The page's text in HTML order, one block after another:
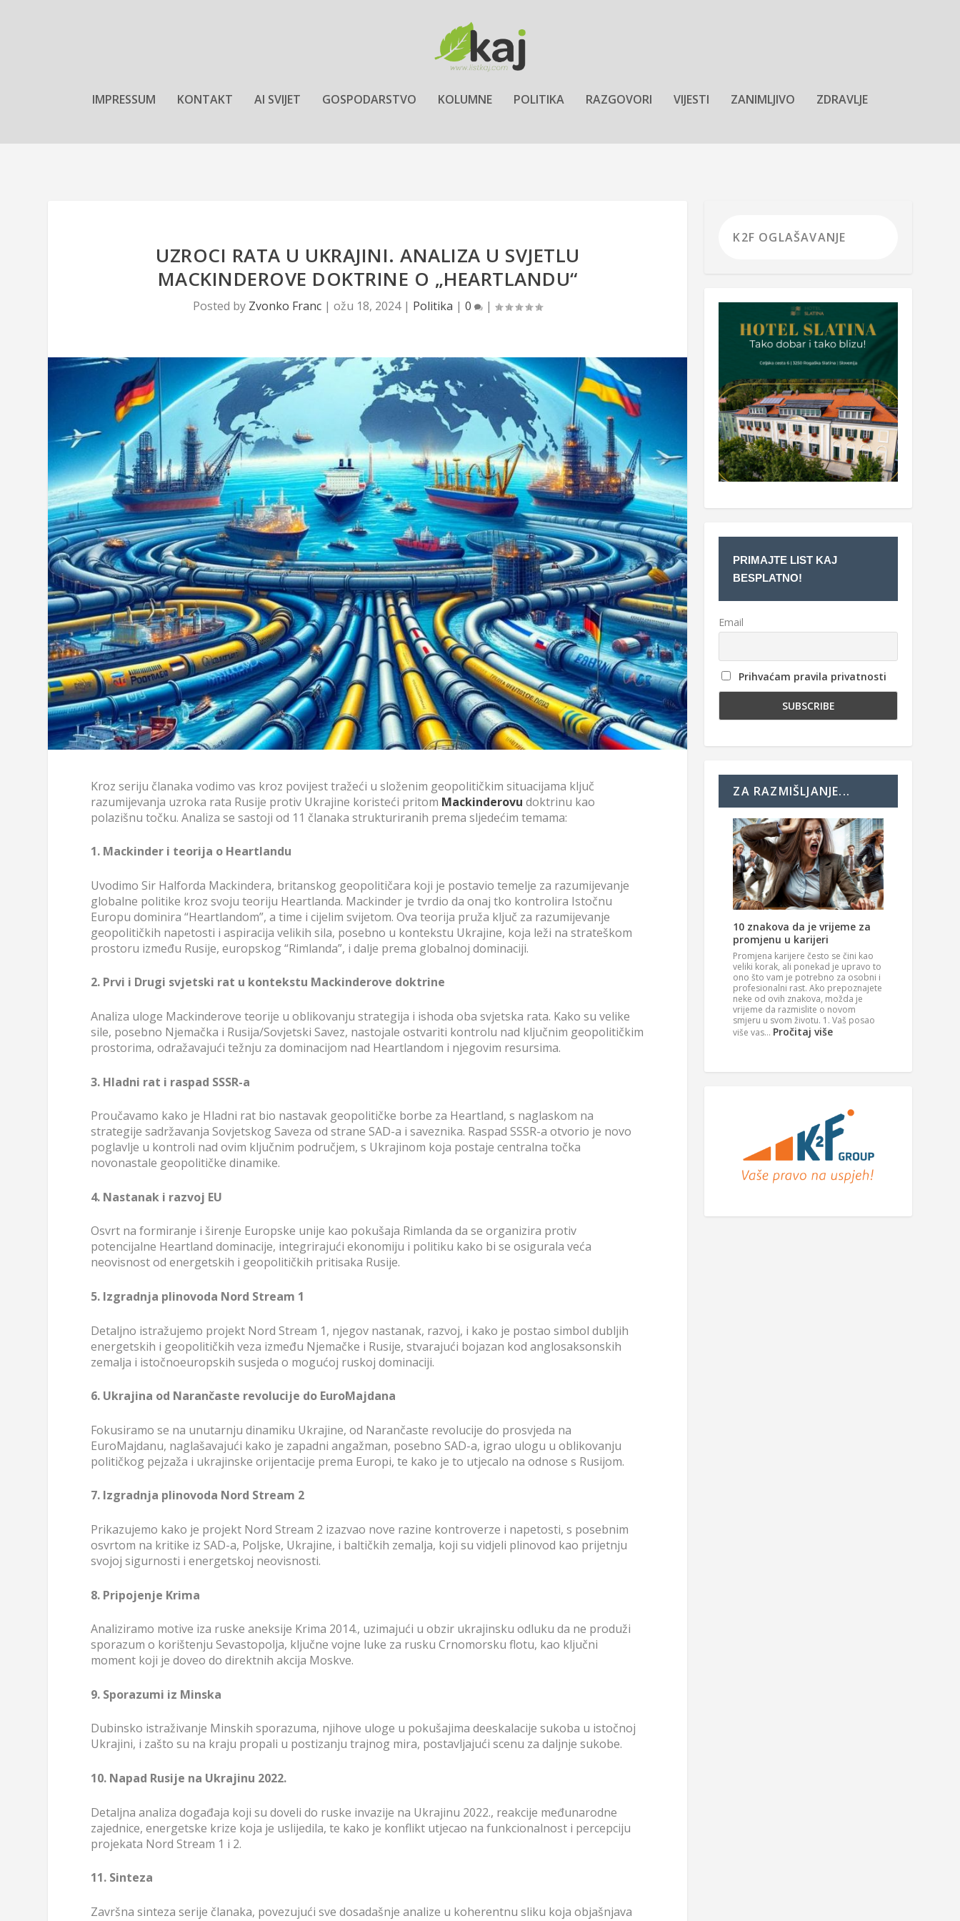
IMPRESSUM KONTAKT AI SVIJET GOSPODARSTVO KOLUMNE POLITIKA RAZGOVORI VIJESTI ZANIMLJIVO ZDRAVLJE
UZROCI RATA U UKRAJINI. ANALIZA U SVJETLU
MACKINDEROVE DOKTRINE O „HEARTLANDU“
Posted by Zvonko Franc |ožu 18, 2024| Politika |0 |
Kroz seriju članaka vodimo vas kroz povijest tražeći u složenim geopolitičkim situacijama ključ
razumijevanja uzroka rata Rusije protiv Ukrajine koristeći pritom Mackinderovudoktrinu kao
polazišnu točku. Analiza se sastoji od 11 članaka strukturiranih prema sljedećim temama:
1. Mackinder i teorija o Heartlandu
Uvodimo Sir Halforda Mackindera, britanskog geopolitičara koji je postavio temelje za razumijevanje
globalne politike kroz svoju teoriju Heartlanda. Mackinder je tvrdio da onaj tko kontrolira Istočnu
Europu dominira “Heartlandom”, a time i cijelim svijetom. Ova teorija pruža ključ za razumijevanje
geopolitičkih napetosti i aspiracija velikih sila, posebno u kontekstu Ukrajine, koja leži na strateškom
prostoru između Rusije, europskog “Rimlanda”, i dalje prema globalnoj dominaciji.
2. Prvi i Drugi svjetski rat u kontekstu Mackinderove doktrine
Analiza uloge Mackinderove teorije u oblikovanju strategija i ishoda oba svjetska rata. Kako su velike
sile, posebno Njemačka i Rusija/Sovjetski Savez, nastojale ostvariti kontrolu nad ključnim geopolitičkim
prostorima, odražavajući težnju za dominacijom nad Heartlandom i njegovim resursima.
3. Hladni rat i raspad SSSR-a
Proučavamo kako je Hladni rat bio nastavak geopolitičke borbe za Heartland, s naglaskom na
strategije sadržavanja Sovjetskog Saveza od strane SAD-a i saveznika. Raspad SSSR-a otvorio je novo
poglavlje u kontroli nad ovim ključnim područjem, s Ukrajinom koja postaje centralna točka
novonastale geopolitičke dinamike.
4. Nastanak i razvoj EU
Osvrt na formiranje i širenje Europske unije kao pokušaja Rimlanda da se organizira protiv
potencijalne Heartland dominacije, integrirajući ekonomiju i politiku kako bi se osigurala veća
neovisnost od energetskih i geopolitičkih pritisaka Rusije.
5. Izgradnja plinovoda Nord Stream 1
Detaljno istražujemo projekt Nord Stream 1, njegov nastanak, razvoj, i kako je postao simbol dubljih
energetskih i geopolitičkih veza između Njemačke i Rusije, stvarajući bojazan kod anglosaksonskih
zemalja i istočnoeuropskih susjeda o mogućoj ruskoj dominaciji.
6. Ukrajina od Narančaste revolucije do EuroMajdana
Fokusiramo se na unutarnju dinamiku Ukrajine, od Narančaste revolucije do prosvjeda na
EuroMajdanu, naglašavajući kako je zapadni angažman, posebno SAD-a, igrao ulogu u oblikovanju
političkog pejzaža i ukrajinske orijentacije prema Europi, te kako je to utjecalo na odnose s Rusijom.
7. Izgradnja plinovoda Nord Stream 2
Prikazujemo kako je projekt Nord Stream 2 izazvao nove razine kontroverze i napetosti, s posebnim
osvrtom na kritike iz SAD-a, Poljske, Ukrajine, i baltičkih zemalja, koji su vidjeli plinovod kao prijetnju
svojoj sigurnosti i energetskoj neovisnosti.
8. Pripojenje Krima
Analiziramo motive iza ruske aneksije Krima 2014., uzimajući u obzir ukrajinsku odluku da ne produži
sporazum o korištenju Sevastopolja, ključne vojne luke za rusku Crnomorsku flotu, kao ključni
moment koji je doveo do direktnih akcija Moskve.
9. Sporazumi iz Minska
Dubinsko istraživanje Minskih sporazuma, njihove uloge u pokušajima deeskalacije sukoba u istočnoj
Ukrajini, i zašto su na kraju propali u postizanju trajnog mira, postavljajući scenu za daljnje sukobe.
10. Napad Rusije na Ukrajinu 2022.
Detaljna analiza događaja koji su doveli do ruske invazije na Ukrajinu 2022., reakcije međunarodne
zajednice, energetske krize koja je uslijedila, te kako je konflikt utjecao na funkcionalnost i percepciju
projekata Nord Stream 1 i 2.
11. Sinteza
Završna sinteza serije članaka, povezujući sve dosadašnje analize u koherentnu sliku koja objašnjava
PRIMAJTE LIST KAJ
BESPLATNO!
Email
Prihvaćam pravila privatnosti
ZA RAZMIŠLJANJE...
10 znakova da je vrijeme za
promjenu u karijeri
Promjena karijere često se čini kao
veliki korak, ali ponekad je upravo to
ono što vam je potrebno za osobni i
profesionalni rast. Ako prepoznajete
neke od ovih znakova, možda je
vrijeme da razmislite o novom
smjeru u svom životu. 1. Vaš posao
više vas… Pročitaj više